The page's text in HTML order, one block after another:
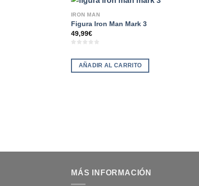
IRON MAN
Figura Iron Man Mark 3
49,99€
AÑADIR AL CARRITO
MÁS INFORMACIÓN